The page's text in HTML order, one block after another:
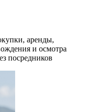
аренды,
и осмотра
посредников